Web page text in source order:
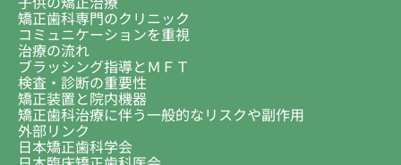
矯正歯科専門のクリニック
コミュニケーションを重視
治療の流れ
ブラッシング指導とＭＦＴ
検査・診断の重要性
矯正装置と院内機器
矯正歯科治療に伴う一般的なリスクや副作用
外部リンク
日本矯正歯科学会